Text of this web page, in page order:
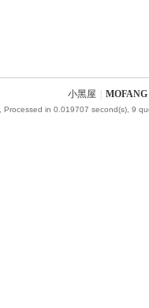
小黑屋
, Processed in 0.019707 second(s), 9